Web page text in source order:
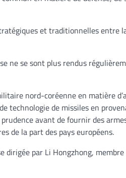
et traditionnelles entre
ne se sont plus rendus
nord-coréenne en matière
technologie de missiles en
avant de fournir des
de la part des pays européens.
dirigée par Li Hongzhong, membre